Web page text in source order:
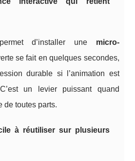
d’installer une micro-
se fait en quelques secondes,
durable si l’animation est
un levier puissant quand
de toutes parts.
à réutiliser sur plusieurs